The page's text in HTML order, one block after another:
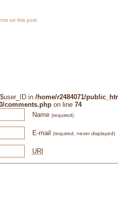
on this post
in /home/r2484071/
comments.phpon line 74
Name (required)
E-mail (required, never displayed)
URI